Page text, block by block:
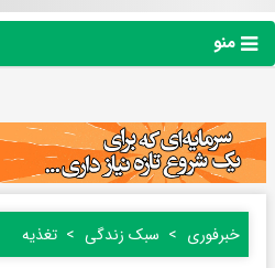
منو
خبرفوری سبک زندگی تغذیه